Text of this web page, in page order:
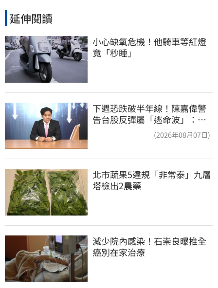
延伸閱讀
小心缺氧危機！他騎車等紅燈
竟「秒睡」
下週恐跌破半年線！陳嘉偉警
告台股反彈屬「逃命波」：空
(2026年08月07日)
北市蔬果5違規「非常泰」九層
塔檢出2農藥
減少院內感染！石崇良曝推全
癌別在家治療